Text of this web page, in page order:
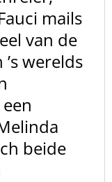
mails
van de
werelds
beide